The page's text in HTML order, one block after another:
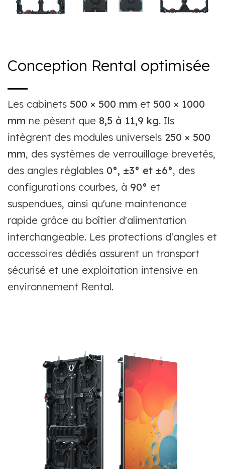
Conception Rental optimisée
Les cabinets 500 × 500 mm et 500 × 1000
mm ne pèsent que 8,5 à 11,9 kg. Ils
intègrent des modules universels 250 × 500
mm, des systèmes de verrouillage brevetés,
des angles réglables 0°, ±3° et ±6°, des
configurations courbes, à 90° et
suspendues, ainsi qu'une maintenance
rapide grâce au boîtier d'alimentation
interchangeable. Les protections d'angles et
accessoires dédiés assurent un transport
sécurisé et une exploitation intensive en
environnement Rental.